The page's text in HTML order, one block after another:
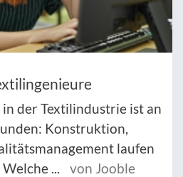
der Textilindustrie ist an
Konstruktion,
laufen
...
von Jooble